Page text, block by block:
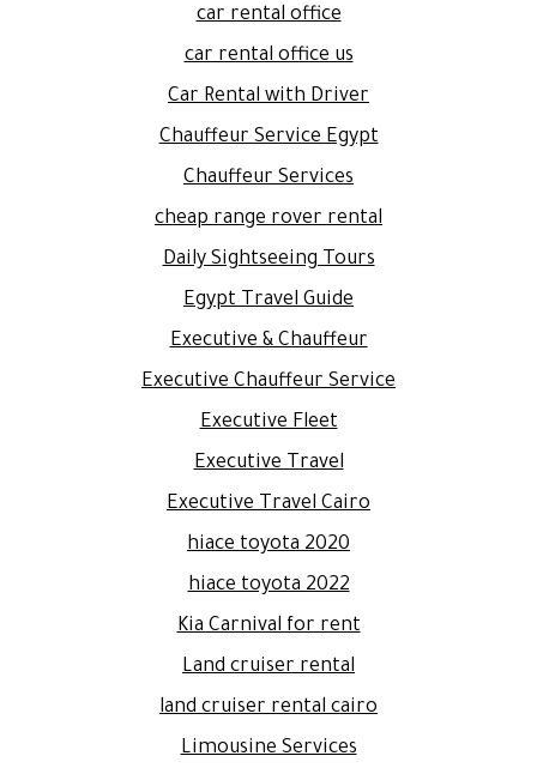
car rental office
car rental office us
Car Rental with Driver
Chauffeur Service Egypt
Chauffeur Services
cheap range rover rental
Daily Sightseeing Tours
Egypt Travel Guide
Executive & Chauffeur
Executive Chauffeur Service
Executive Fleet
Executive Travel
Executive Travel Cairo
hiace toyota 2020
hiace toyota 2022
Kia Carnival for rent
Land cruiser rental
land cruiser rental cairo
Limousine Services